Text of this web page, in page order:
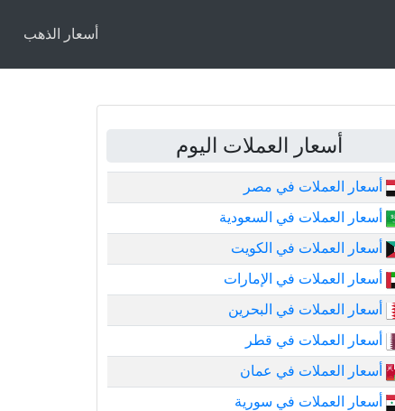
أسعار الذهب
أسعار العملات اليوم
أسعار العملات في مصر
أسعار العملات في السعودية
أسعار العملات في الكويت
أسعار العملات في الإمارات
أسعار العملات في البحرين
أسعار العملات في قطر
أسعار العملات في عمان
أسعار العملات في سورية